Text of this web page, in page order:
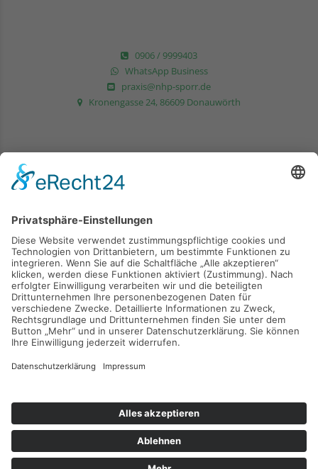
0906 / 9999403
WhatsApp Business
praxis@nhp-sporr.de
Kronengasse 24, 86609 Donauwörth
UNSER TEAM
LEISTUNGEN
PATIENTENINFO
KONTAKT
IMPRESSUM
© Copyright 2026 by Naturheilpraxis Sporr in Donauwörth